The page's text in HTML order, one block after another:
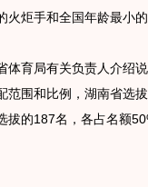
火炬手和全国年龄最小的
育局有关负责人介绍说
范围和比例，湖南省选
拔的187名，各占名额